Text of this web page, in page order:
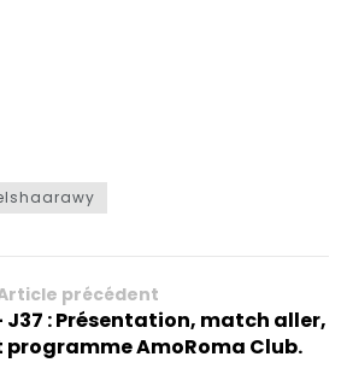
précédent
J37 : Présentation, match aller,
AmoRoma Club.